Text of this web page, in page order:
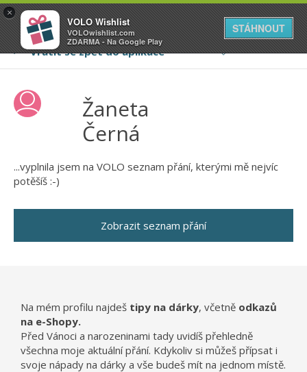
VOLO
Váš online wishlist
×
VOLO Wishlist
VOLOwishlist.com
ZDARMA - Na Google Play
STÁHNOUT
Žaneta
Černá
...vyplnila jsem na VOLO seznam přání, kterými mě nejvíc
potěšíš :-)
Zobrazit seznam přání
Na mém profilu najdeš tipy na dárky, včetně odkazů
na e-Shopy.
Před Vánoci a narozeninami tady uvidíš přehledně
všechna moje aktuální přání. Kdykoliv si můžeš přípsat i
svoje nápady na dárky a vše budeš mít na jednom místě.